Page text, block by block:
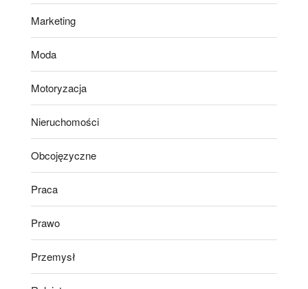
Marketing
Moda
Motoryzacja
Nieruchomości
Obcojęzyczne
Praca
Prawo
Przemysł